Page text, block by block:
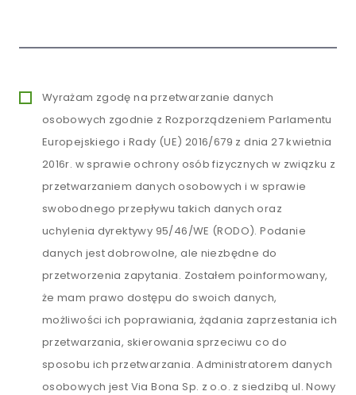
Wyrażam zgodę na przetwarzanie danych
osobowych zgodnie z Rozporządzeniem Parlamentu
Europejskiego i Rady (UE) 2016/679 z dnia 27 kwietnia
2016r. w sprawie ochrony osób fizycznych w związku z
przetwarzaniem danych osobowych i w sprawie
swobodnego przepływu takich danych oraz
uchylenia dyrektywy 95/46/WE (RODO). Podanie
danych jest dobrowolne, ale niezbędne do
przetworzenia zapytania. Zostałem poinformowany,
że mam prawo dostępu do swoich danych,
możliwości ich poprawiania, żądania zaprzestania ich
przetwarzania, skierowania sprzeciwu co do
sposobu ich przetwarzania. Administratorem danych
osobowych jest Via Bona Sp. z o.o. z siedzibą ul. Nowy